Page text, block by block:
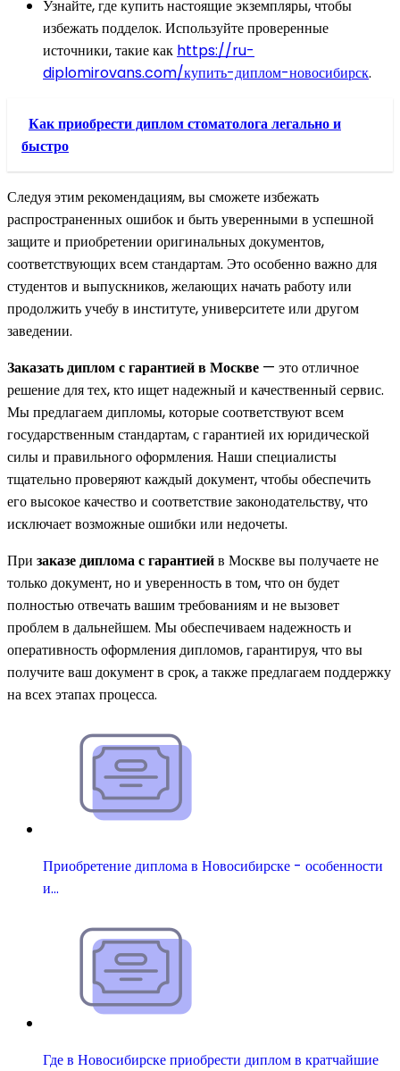
Узнайте, где купить настоящие экземпляры, чтобы
избежать подделок. Используйте проверенные
источники, такие как https://ru-
diplomirovans.com/купить-диплом-новосибирск.
Как приобрести диплом стоматолога легально и
быстро
Следуя этим рекомендациям, вы сможете избежать
распространенных ошибок и быть уверенными в успешной
защите и приобретении оригинальных документов,
соответствующих всем стандартам. Это особенно важно для
студентов и выпускников, желающих начать работу или
продолжить учебу в институте, университете или другом
заведении.
Заказать диплом с гарантией в Москве — это отличное
решение для тех, кто ищет надежный и качественный сервис.
Мы предлагаем дипломы, которые соответствуют всем
государственным стандартам, с гарантией их юридической
силы и правильного оформления. Наши специалисты
тщательно проверяют каждый документ, чтобы обеспечить
его высокое качество и соответствие законодательству, что
исключает возможные ошибки или недочеты.
При заказе диплома с гарантиейв Москве вы получаете не
только документ, но и уверенность в том, что он будет
полностью отвечать вашим требованиям и не вызовет
проблем в дальнейшем. Мы обеспечиваем надежность и
оперативность оформления дипломов, гарантируя, что вы
получите ваш документ в срок, а также предлагаем поддержку
на всех этапах процесса.
Приобретение диплома в Новосибирске - особенности
и…
Где в Новосибирске приобрести диплом в кратчайшие